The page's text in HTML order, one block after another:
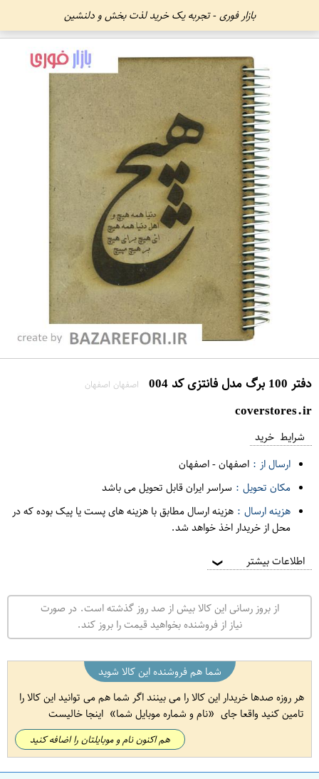
بازار فوری - تجربه یک خرید لذت بخش و دلنشین
دفتر 100 برگ مدل فانتزی کد 004 اصفهان اصفهان
coverstores.ir
شرایط خرید
ارسال از : اصفهان-اصفهان
مکان تحویل : سراسر ایران قابل تحویل می باشد
هزینه ارسال : هزینه ارسال مطابق با هزینه های پست یا پیک بوده که در
محل از خریدار اخذ خواهد شد.
اطلاعات بیشتر ❯
از بروز رسانی این کالا بیش از صد روز گذشته است. در صورت
نیاز از فروشنده بخواهید قیمت را بروز کند.
شما هم فروشنده این کالا شوید
هر روزه صدها خریدار این کالا را می بینند اگر شما هم می توانید این کالا را
تامین کنید واقعا جای
نام و شماره موبایل شما اینجا خالیست
هم اکنون نام و موبایلتان را اضافه کنید